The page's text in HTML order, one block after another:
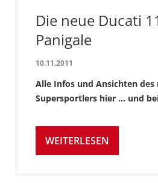
Die neue Ducati
Panigale
10.11.2011
Alle Infos und Ansichten des
Supersportlers hier ... und
WEITERLESEN